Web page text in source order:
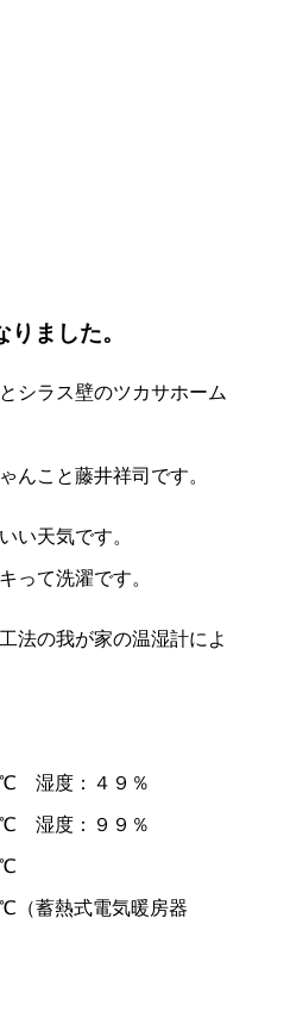
ました。
シラス壁のツカサホーム
んこと藤井祥司です。
い天気です。
って洗濯です。
法の我が家の温湿計によ
度：４９％
度：９９％
蓄熱式電気暖房器